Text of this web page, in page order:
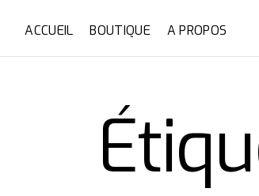
ACCUEIL BOUTIQUE A PROPOS